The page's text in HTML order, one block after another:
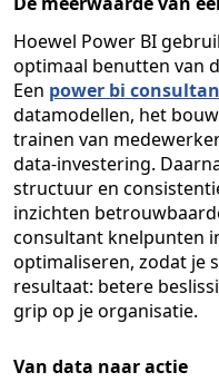
Hoewel Power BI
optimaal benutten van
Een power bi
datamodellen, het
trainen van
data-investering.
structuur en
inzichten
consultant knelpunten
optimaliseren, zodat je
resultaat: betere
grip op je organisatie.
Van data naar actie